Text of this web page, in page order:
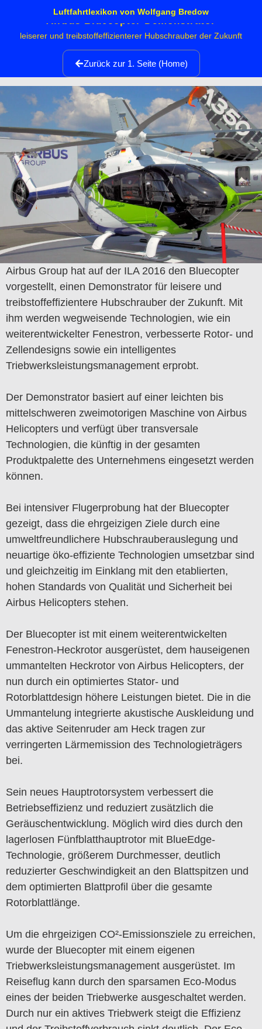
Luftfahrtlexikon von Wolfgang Bredow
Airbus Bluecopter Demonstrator
leiserer und treibstoffeffizienterer Hubschrauber der Zukunft
Zurück zur 1. Seite (Home)
Airbus Group hat auf der ILA 2016 den Bluecopter
vorgestellt, einen Demonstrator für leisere und
treibstoffeffizientere Hubschrauber der Zukunft. Mit
ihm werden wegweisende Technologien, wie ein
weiterentwickelter Fenestron, verbesserte Rotor- und
Zellendesigns sowie ein intelligentes
Triebwerksleistungsmanagement erprobt.
Der Demonstrator basiert auf einer leichten bis
mittelschweren zweimotorigen Maschine von Airbus
Helicopters und verfügt über transversale
Technologien, die künftig in der gesamten
Produktpalette des Unternehmens eingesetzt werden
können.
Bei intensiver Flugerprobung hat der Bluecopter
gezeigt, dass die ehrgeizigen Ziele durch eine
umweltfreundlichere Hubschrauberauslegung und
neuartige öko-effiziente Technologien umsetzbar sind
und gleichzeitig im Einklang mit den etablierten,
hohen Standards von Qualität und Sicherheit bei
Airbus Helicopters stehen.
Der Bluecopter ist mit einem weiterentwickelten
Fenestron-Heckrotor ausgerüstet, dem hauseigenen
ummantelten Heckrotor von Airbus Helicopters, der
nun durch ein optimiertes Stator- und
Rotorblattdesign höhere Leistungen bietet. Die in die
Ummantelung integrierte akustische Auskleidung und
das aktive Seitenruder am Heck tragen zur
verringerten Lärmemission des Technologieträgers
bei.
Sein neues Hauptrotorsystem verbessert die
Betriebseffizienz und reduziert zusätzlich die
Geräuschentwicklung. Möglich wird dies durch den
lagerlosen Fünfblatthauptrotor mit BlueEdge-
Technologie, größerem Durchmesser, deutlich
reduzierter Geschwindigkeit an den Blattspitzen und
dem optimierten Blattprofil über die gesamte
Rotorblattlänge.
Um die ehrgeizigen CO²-Emissionsziele zu erreichen,
wurde der Bluecopter mit einem eigenen
Triebwerksleistungsmanagement ausgerüstet. Im
Reiseflug kann durch den sparsamen Eco-Modus
eines der beiden Triebwerke ausgeschaltet werden.
Durch nur ein aktives Triebwerk steigt die Effizienz